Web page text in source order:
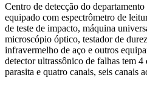
Centro de detecção do
equipado com espectrômetro de
de teste de impacto, máquina
microscópio óptico, testador de
infravermelho de aço e outros
detector ultrassônico de falhas tem 4
parasita e quatro canais, seis canais